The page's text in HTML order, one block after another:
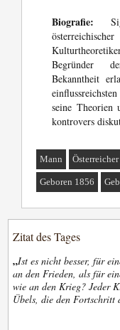
Biografie:
Begründer
Bekanntheit
seine Theorien
kontrovers
Mann Österreicher
Geboren 1856
Zitat des Tages
„Ist es nicht besser, für
an den Frieden, als für
wie an den Krieg? Jeder
Übels, die den Fortschritt